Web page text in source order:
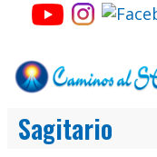
Sagitario